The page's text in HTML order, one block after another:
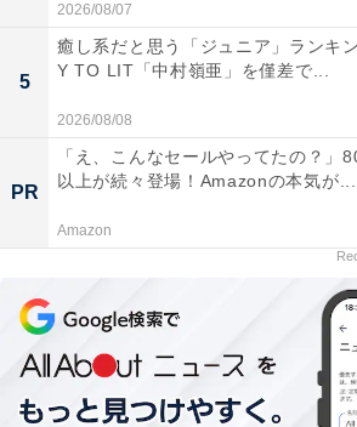
き、写真好きや自然好きには必見の
代男性／広島県）といった声が集まり
※回答者からのコメントは原文ママ
次ページ 10位までのラン
2026/08/07
5
癒し系だと思う「ジュニア」ランキ
Y TO LIT「中村嶺亜」を僅差で...
2026/08/08
PR
「え、こんなセールやってたの？」
以上が続々登場！Amazonの本気が...
Amazon